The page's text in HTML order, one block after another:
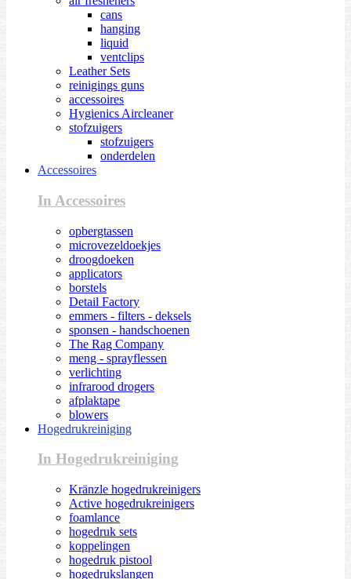
cans
hanging
liquid
ventclips
Leather Sets
reinigings guns
accessoires
Hygienics Aircleaner
stofzuigers
stofzuigers
onderdelen
Accessoires
In Accessoires
opbergtassen
microvezeldoekjes
droogdoeken
applicators
borstels
Detail Factory
emmers - filters - deksels
sponsen - handschoenen
The Rag Company
meng - sprayflessen
verlichting
infrarood drogers
afplaktape
blowers
Hogedrukreiniging
In Hogedrukreiniging
Kränzle hogedrukreinigers
Active hogedrukreinigers
foamlance
hogedruk sets
koppelingen
hogedruk pistool
hogedrukslangen